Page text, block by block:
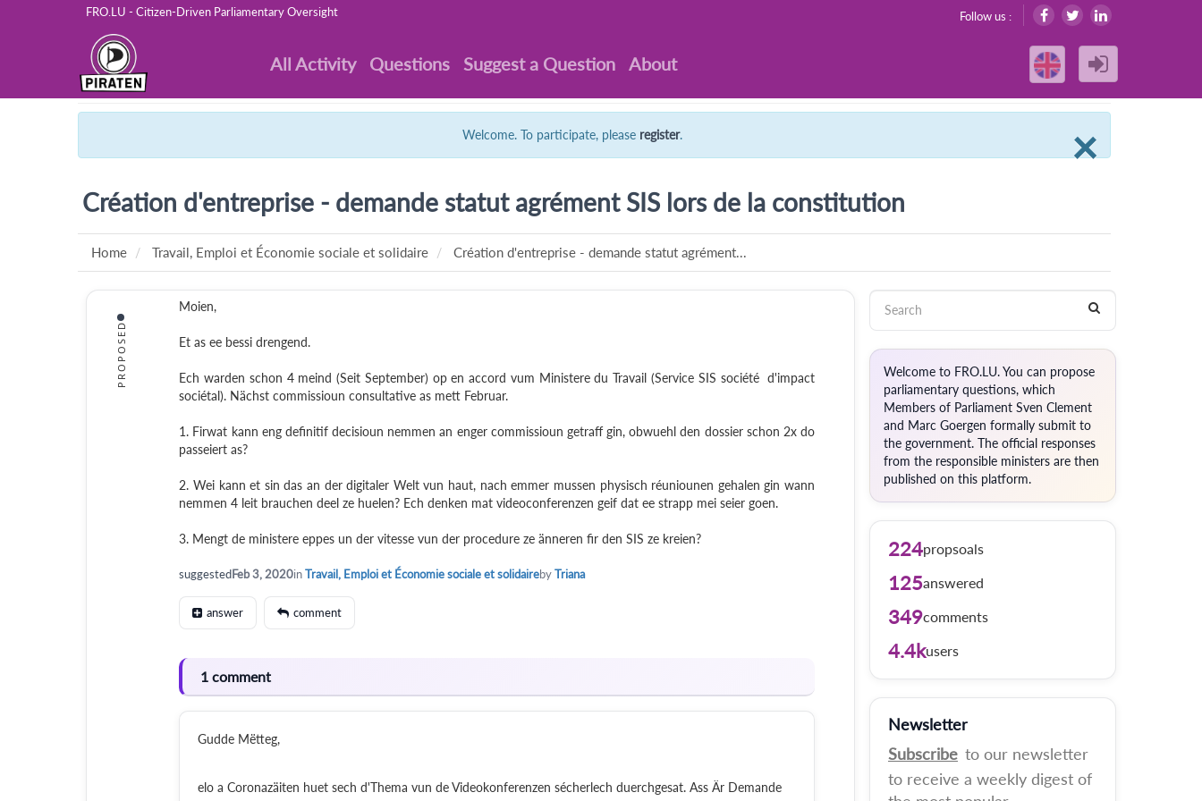
FRO.LU - Citizen-Driven Parliamentary Oversight Follow us :
All Activity Questions Suggest a Question About
×
Welcome. To participate, please register.
Création d'entreprise - demande statut agrément SIS lors de la constitution
Home Travail, Emploi et Économie sociale et solidaire Création d'entreprise - demande statut agrément...
PROPOSED
Moien,
Et as ee bessi drengend.
Ech warden schon 4 meind (Seit September) op en accord vum Ministere du Travail (Service SIS société d'impact
sociétal). Nächst commissioun consultative as mett Februar.
1. Firwat kann eng definitif decisioun nemmen an enger commissioun getraff gin, obwuehl den dossier schon 2x do
passeiert as?
2. Wei kann et sin das an der digitaler Welt vun haut, nach emmer mussen physisch réuniounen gehalen gin wann
nemmen 4 leit brauchen deel ze huelen? Ech denken mat videoconferenzen geif dat ee strapp mei seier goen.
3. Mengt de ministere eppes un der vitesse vun der procedure ze änneren fir den SIS ze kreien?
suggestedFeb 3, 2020inTravail, Emploi et Économie sociale et solidairebyTriana
answer comment
1 comment
Gudde Mëtteg,
elo a Coronazäiten huet sech d'Thema vun de Videokonferenzen sécherlech duerchgesat. Ass Är Demande
Welcome to FRO.LU. You can propose
parliamentary questions, which
Members of Parliament Sven Clement
and Marc Goergen formally submit to
the government. The official responses
from the responsible ministers are then
published on this platform.
224propsoals
125answered
349comments
4.4kusers
Newsletter
Subscribe to our newsletter
to receive a weekly digest of